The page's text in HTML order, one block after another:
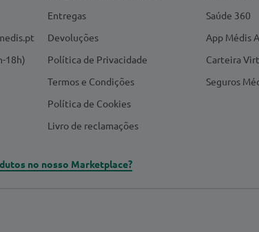
18h)
Entregas
Devoluções
Política de Privacidade
Termos e Condições
Política de Cookies
Livro de reclamações
Saúde 360
App Médis
Carteira
Seguros
no nosso Marketplace?